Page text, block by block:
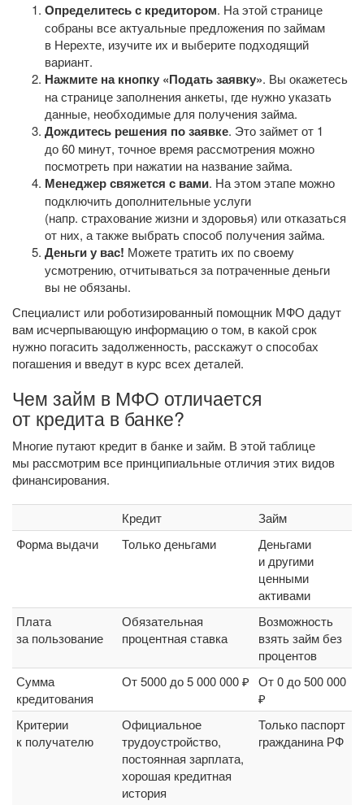
Определитесь с кредитором. На этой странице
собраны все актуальные предложения по займам
в Нерехте, изучите их и выберите подходящий
вариант.
Нажмите на кнопку «Подать заявку». Вы окажетесь
на странице заполнения анкеты, где нужно указать
данные, необходимые для получения займа.
Дождитесь решения по заявке. Это займет от 1
до 60 минут, точное время рассмотрения можно
посмотреть при нажатии на название займа.
Менеджер свяжется с вами. На этом этапе можно
подключить дополнительные услуги
(напр. страхование жизни и здоровья) или отказаться
от них, а также выбрать способ получения займа.
Деньги у вас! Можете тратить их по своему
усмотрению, отчитываться за потраченные деньги
вы не обязаны.
Специалист или роботизированный помощник МФО дадут
вам исчерпывающую информацию о том, в какой срок
нужно погасить задолженность, расскажут о способах
погашения и введут в курс всех деталей.
Чем займ в МФО отличается
от кредита в банке?
Многие путают кредит в банке и займ. В этой таблице
мы рассмотрим все принципиальные отличия этих видов
финансирования.
Кредит
Займ
Форма выдачи
Только деньгами
Деньгами
и другими
ценными
активами
Плата
за пользование
Обязательная
процентная ставка
Возможность
взять займ без
процентов
Сумма
кредитования
От 5000 до 5 000 000 ₽ От 0 до 500 000
₽
Критерии
к получателю
Официальное
трудоустройство,
постоянная зарплата,
хорошая кредитная
история
Только паспорт
гражданина РФ